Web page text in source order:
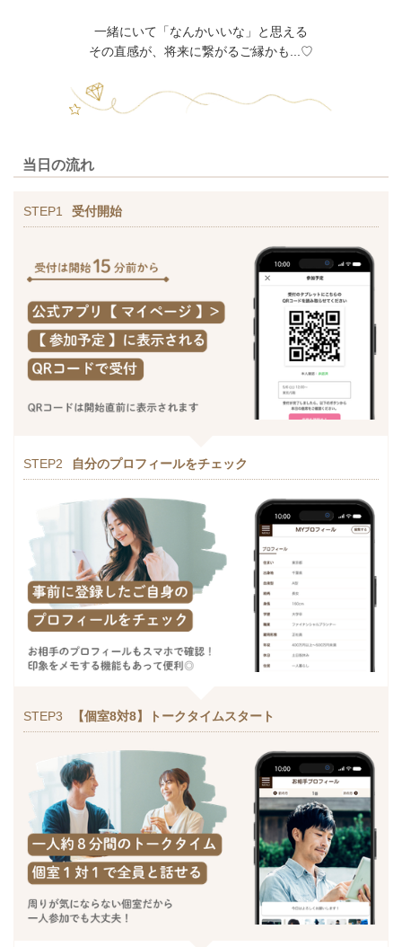
一緒にいて「なんかいいな」と思える
その直感が、将来に繋がるご縁かも...♡
当日の流れ
STEP1 受付開始
STEP2 自分のプロフィールをチェック
STEP3 【個室8対8】トークタイムスタート